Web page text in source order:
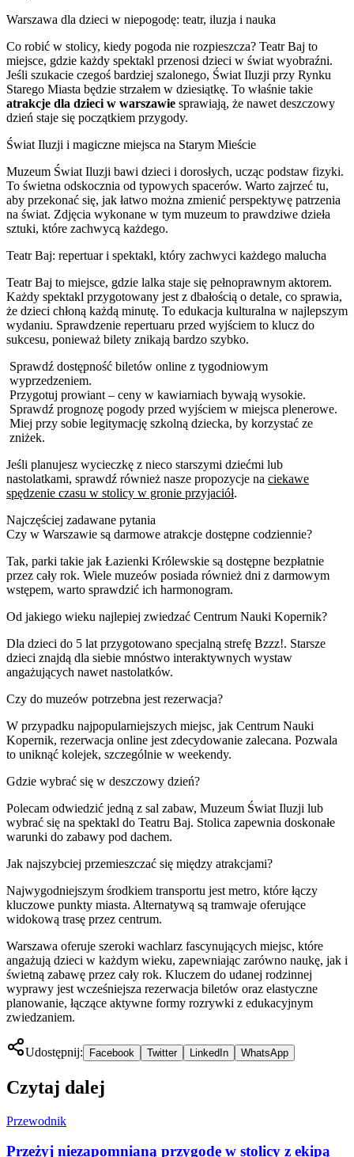
Warszawa dla dzieci w niepogodę: teatr, iluzja i nauka
Co robić w stolicy, kiedy pogoda nie rozpieszcza? Teatr Baj to
miejsce, gdzie każdy spektakl przenosi dzieci w świat wyobraźni.
Jeśli szukacie czegoś bardziej szalonego, Świat Iluzji przy Rynku
Starego Miasta będzie strzałem w dziesiątkę. To właśnie takie
atrakcje dla dzieci w warszawie sprawiają, że nawet deszczowy
dzień staje się początkiem przygody.
Świat Iluzji i magiczne miejsca na Starym Mieście
Muzeum Świat Iluzji bawi dzieci i dorosłych, ucząc podstaw fizyki.
To świetna odskocznia od typowych spacerów. Warto zajrzeć tu,
aby przekonać się, jak łatwo można zmienić perspektywę patrzenia
na świat. Zdjęcia wykonane w tym muzeum to prawdziwe dzieła
sztuki, które zachwycą każdego.
Teatr Baj: repertuar i spektakl, który zachwyci każdego malucha
Teatr Baj to miejsce, gdzie lalka staje się pełnoprawnym aktorem.
Każdy spektakl przygotowany jest z dbałością o detale, co sprawia,
że dzieci chłoną każdą minutę. To edukacja kulturalna w najlepszym
wydaniu. Sprawdzenie repertuaru przed wyjściem to klucz do
sukcesu, ponieważ bilety znikają bardzo szybko.
Sprawdź dostępność biletów online z tygodniowym
wyprzedzeniem.
Przygotuj prowiant – ceny w kawiarniach bywają wysokie.
Sprawdź prognozę pogody przed wyjściem w miejsca plenerowe.
Miej przy sobie legitymację szkolną dziecka, by korzystać ze
zniżek.
Jeśli planujesz wycieczkę z nieco starszymi dziećmi lub
nastolatkami, sprawdź również nasze propozycje na ciekawe
spędzenie czasu w stolicy w gronie przyjaciół.
Najczęściej zadawane pytania
Czy w Warszawie są darmowe atrakcje dostępne codziennie?
Tak, parki takie jak Łazienki Królewskie są dostępne bezpłatnie
przez cały rok. Wiele muzeów posiada również dni z darmowym
wstępem, warto sprawdzić ich harmonogram.
Od jakiego wieku najlepiej zwiedzać Centrum Nauki Kopernik?
Dla dzieci do 5 lat przygotowano specjalną strefę Bzzz!. Starsze
dzieci znajdą dla siebie mnóstwo interaktywnych wystaw
angażujących nawet nastolatków.
Czy do muzeów potrzebna jest rezerwacja?
W przypadku najpopularniejszych miejsc, jak Centrum Nauki
Kopernik, rezerwacja online jest zdecydowanie zalecana. Pozwala
to uniknąć kolejek, szczególnie w weekendy.
Gdzie wybrać się w deszczowy dzień?
Polecam odwiedzić jedną z sal zabaw, Muzeum Świat Iluzji lub
wybrać się na spektakl do Teatru Baj. Stolica zapewnia doskonałe
warunki do zabawy pod dachem.
Jak najszybciej przemieszczać się między atrakcjami?
Najwygodniejszym środkiem transportu jest metro, które łączy
kluczowe punkty miasta. Alternatywą są tramwaje oferujące
widokową trasę przez centrum.
Warszawa oferuje szeroki wachlarz fascynujących miejsc, które
angażują dzieci w każdym wieku, zapewniając zarówno naukę, jak i
świetną zabawę przez cały rok. Kluczem do udanej rodzinnej
wyprawy jest wcześniejsza rezerwacja biletów oraz elastyczne
planowanie, łączące aktywne formy rozrywki z edukacyjnym
zwiedzaniem.
Udostępnij: Facebook Twitter LinkedIn WhatsApp
Czytaj dalej
Przewodnik
Przeżyj niezapomnianą przygodę w stolicy z ekipą